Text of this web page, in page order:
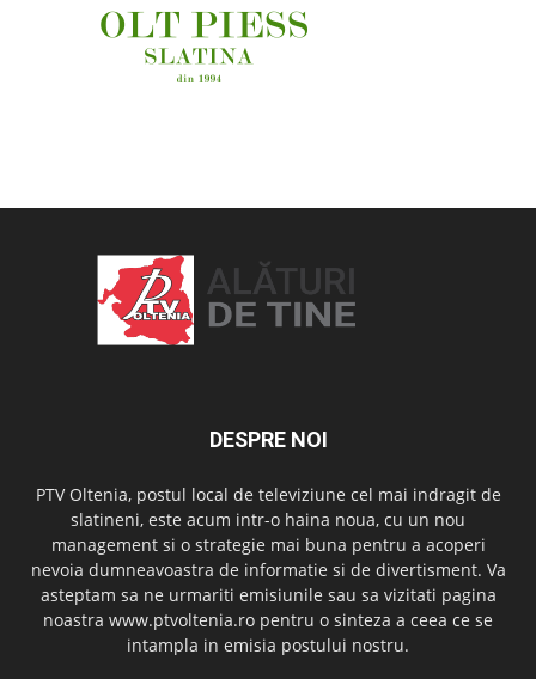
DESPRE NOI
PTV Oltenia, postul local de televiziune cel mai indragit de
slatineni, este acum intr-o haina noua, cu un nou
management si o strategie mai buna pentru a acoperi
nevoia dumneavoastra de informatie si de divertisment. Va
asteptam sa ne urmariti emisiunile sau sa vizitati pagina
noastra www.ptvoltenia.ro pentru o sinteza a ceea ce se
intampla in emisia postului nostru.